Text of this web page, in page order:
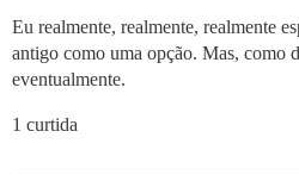
Eu realmente, realmente, realmente
antigo como uma opção. Mas, como
eventualmente.
1 curtida